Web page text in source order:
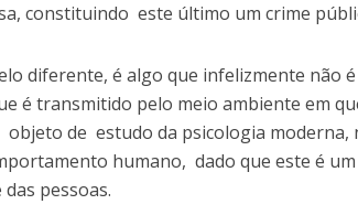
constituindo este último um crime
diferente, é algo que infelizmente não é
é transmitido pelo meio ambiente em
objeto de estudo da psicologia moderna,
humano, dado que este é um
pessoas.